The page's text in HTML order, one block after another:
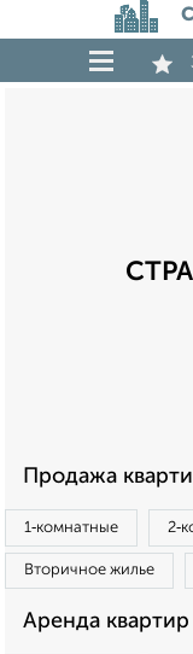
Продажа
1‑комнатные
Вторичное жилье
Аренда квартир